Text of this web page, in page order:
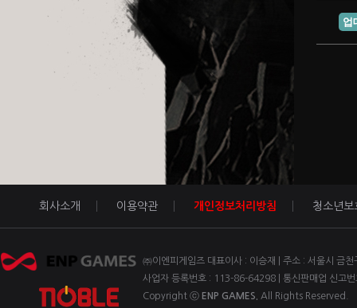
업
회사소개 이용약관 개인정보처리방침 청소년보
㈜이엔피게임즈 대표이사 : 이승재 | 주소 : 서울시
사업자 등록번호 : 113-86-64298 | 통신판매업 신고
Copyright ⓒ ENP GAMES. All Rights Reserved.